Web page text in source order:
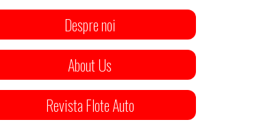
Despre noi
About Us
Revista Flote Auto